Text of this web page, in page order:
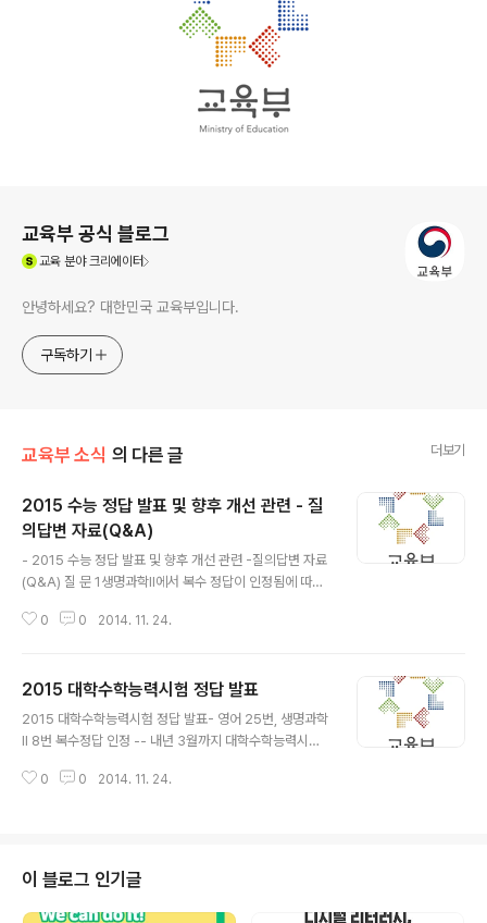
교육부 공식 블로그
교육분야 크리에이터
안녕하세요? 대한민국 교육부입니다.
구독하기
교육부 소식 의 다른 글 더보기
2015 수능 정답 발표 및 향후 개선 관련 - 질
의답변 자료(Q&A)
- 2015 수능 정답 발표 및 향후 개선 관련 -질의답변 자료
(Q&A) 질 문 1생명과학II에서 복수 정답이 인정됨에 따라
장은 무엇인가? 답 변○ 우선, 복수정답으로 혼란을 초래한
며, -2015학년도 수능 성적이 아직 학생들에게 통보되지
않았고 시험 당일 발표된 정답은 ‘가안’이기 때문에, 확정되
지 않은 답으로 인해 피해를 보았다는 주장은 적절하지 않
하고, 학생들에게 성적까지 통지한 후 정답을 변경하여 복
0 0 2014. 11. 24.
2015 대학수학능력시험 정답 발표
2015 대학수학능력시험 정답 발표- 영어 25번, 생명과학
Ⅱ 8번 복수정답 인정 -- 내년 3월까지 대학수학능력시험
학능력시험 정답 발표 】한국교육과정평가원(원장 김성훈,
이후 17일(월) 18:00까지 이의 신청 기간을 운영했으며,
제기된 이의 신청 심사 결과를 반영하여 최종 정답을 확정·
발표했습니다. 지난 17일(월) 18:00까지 한국교육과정평
0 0 2014. 11. 24.
이 블로그 인기글